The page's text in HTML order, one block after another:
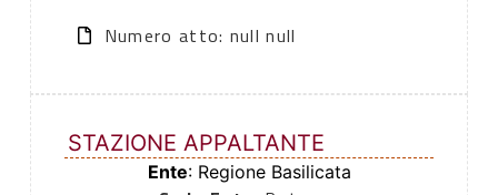
Numero atto: null null
STAZIONE APPALTANTE
Ente: Regione Basilicata